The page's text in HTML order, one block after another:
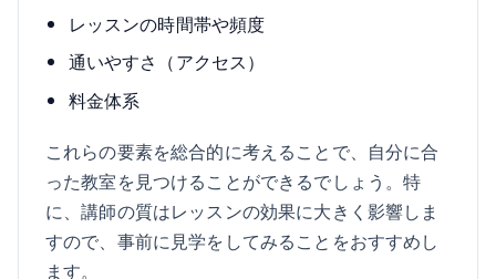
レッスンの時間帯や頻度
通いやすさ（アクセス）
料金体系
これらの要素を総合的に考えることで、自分に合
った教室を見つけることができるでしょう。特
に、講師の質はレッスンの効果に大きく影響しま
すので、事前に見学をしてみることをおすすめし
ます。